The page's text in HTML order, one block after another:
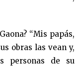
“Mis papás,
obras las vean y,
personas de su